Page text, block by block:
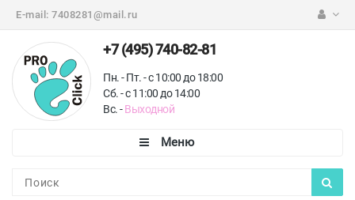
E-mail: 7408281@mail.ru
+7 (495) 740-82-81
Пн. - Пт. - с 10:00 до 18:00
Сб. - с 11:00 до 14:00
Вс. -Выходной